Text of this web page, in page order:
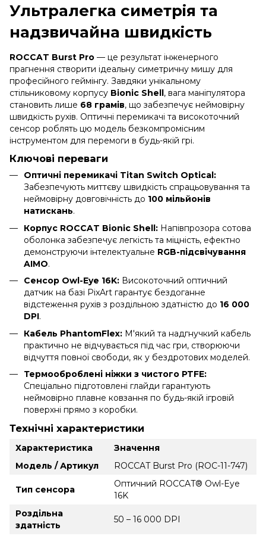
Ультралегка симетрія та
надзвичайна швидкість
ROCCAT Burst Pro — це результат інженерного
прагнення створити ідеальну симетричну мишу для
професійного геймінгу. Завдяки унікальному
стільниковому корпусу Bionic Shell, вага маніпулятора
становить лише 68 грамів, що забезпечує неймовірну
швидкість рухів. Оптичні перемикачі та високоточний
сенсор роблять цю модель безкомпромісним
інструментом для перемоги в будь-якій грі.
Ключові переваги
Оптичні перемикачі Titan Switch Optical:
Забезпечують миттєву швидкість спрацьовування та
неймовірну довговічність до 100 мільйонів
натискань.
Корпус ROCCAT Bionic Shell: Напівпрозора сотова
оболонка забезпечує легкість та міцність, ефектно
демонструючи інтелектуальне RGB-підсвічування
AIMO.
Сенсор Owl-Eye 16K: Високоточний оптичний
датчик на базі PixArt гарантує бездоганне
відстеження рухів з роздільною здатністю до 16 000
DPI.
Кабель PhantomFlex: М'який та надгнучкий кабель
практично не відчувається під час гри, створюючи
відчуття повної свободи, як у бездротових моделей.
Термооброблені ніжки з чистого PTFE:
Спеціально підготовлені глайди гарантують
неймовірно плавне ковзання по будь-якій ігровій
поверхні прямо з коробки.
Технічні характеристики
Характеристика
Значення
Модель / Артикул
ROCCAT Burst Pro (ROC-11-747)
Тип сенсора
Оптичний ROCCAT® Owl-Eye
16K
Роздільна
здатність
50 – 16 000 DPI